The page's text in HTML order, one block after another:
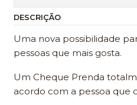
DESCRIÇÃO
Uma nova possibilidade
pessoas que mais gosta.
Um Cheque Prenda
acordo com a pessoa que